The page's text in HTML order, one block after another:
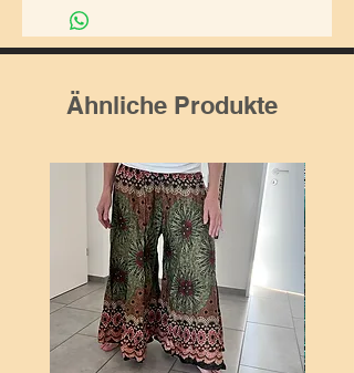
Qualität sorgt für
angenehmen Tragekomfort.
zum Tanz oder im Alltag.
Grösse M
Hergestellung: Baumwolle
100%, aus Indonesien.
Ähnliche Produkte